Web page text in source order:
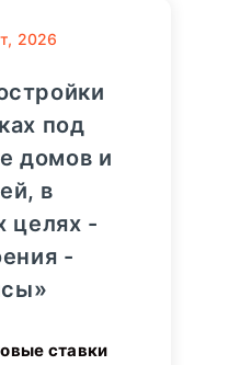
2026
под
домов и
в
целях -
-